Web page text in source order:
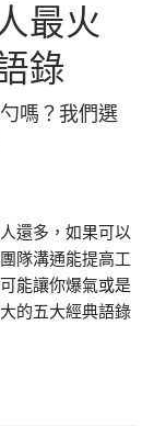
最火
錄
嗎？我們選
還多，如果可以
隊溝通能提高工
能讓你爆氣或是
的五大經典語錄